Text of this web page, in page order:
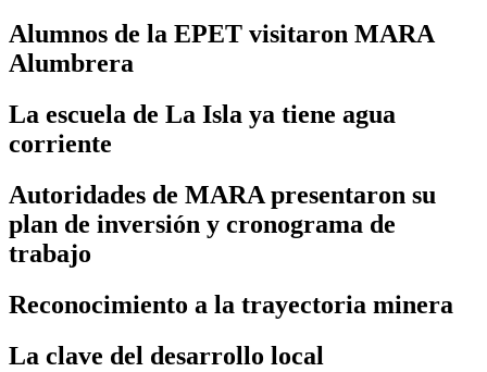
Alumnos de la EPET visitaron MARA
Alumbrera
La escuela de La Isla ya tiene agua
corriente
Autoridades de MARA presentaron su
plan de inversión y cronograma de
trabajo
Reconocimiento a la trayectoria minera
La clave del desarrollo local